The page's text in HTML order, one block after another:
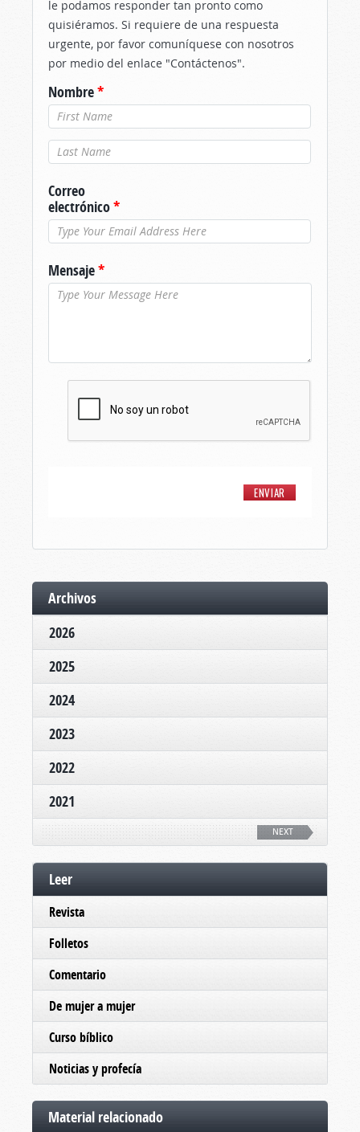
le podamos responder tan pronto como
quisiéramos. Si requiere de una respuesta
urgente, por favor comuníquese con nosotros
por medio del enlace "Contáctenos".
Nombre*
Apellido*
Correo
electrónico*
Mensaje*
Archivos
2026
2025
2024
2023
2022
2021
NEXT
Leer
Revista
Folletos
Comentario
De mujer a mujer
Curso bíblico
Noticias y profecía
Material relacionado